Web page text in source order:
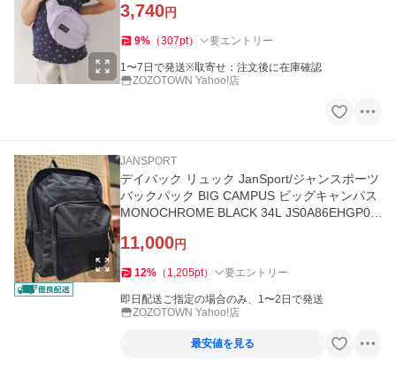
3,740円
9% （307pt） 要エントリー
1〜7日で発送※取寄せ：注文後に在庫確認
ZOZOTOWN Yahoo!店
JANSPORT
デイバック リュック JanSport/ジャンスポーツ
バックパック BIG CAMPUS ビッグキャンパス
MONOCHROME BLACK 34L JS0A86EHGP0
11,000円
12% （ 1,205pt） 要エントリー
即日配送ご指定の場合のみ、1〜2日で発送
ZOZOTOWN Yahoo!店
最安値を見る